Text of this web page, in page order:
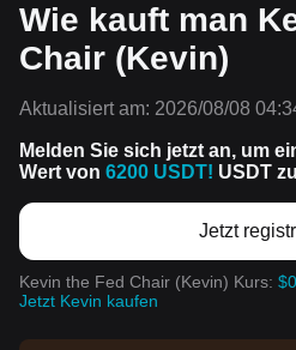
Wie kauft man
Chair (Kevin)
Aktualisiert am: 2026/08/08
Melden Sie sich jetzt an, um
Wert von 6200 USDT! USDT
Jetzt
Kevin the Fed Chair (Kevin) Kurs:
Jetzt Kevin kaufen